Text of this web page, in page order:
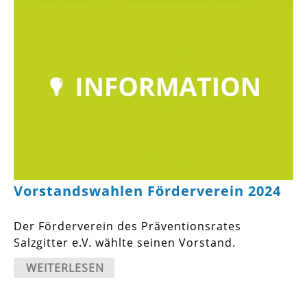
Vorstandswahlen Förderverein 2024
Der Förderverein des Präventionsrates
Salzgitter e.V. wählte seinen Vorstand.
WEITERLESEN